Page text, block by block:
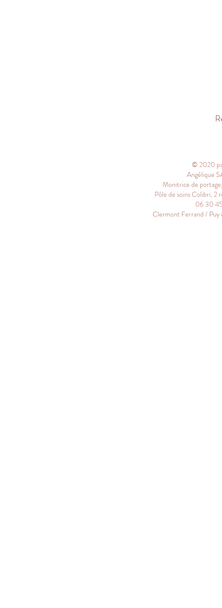
© 2020
Angélique
Monitrice de
Pôle de soins Colibri,
06 30
Clermont Ferrand /